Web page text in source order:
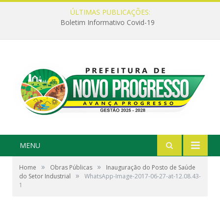
ÚLTIMAS PUBLICAÇÕES:
Boletim Informativo Covid-19
MENU
Home » Obras Públicas »
Inauguração do Posto de Saúde
do Setor Industrial
»
WhatsApp-Image-2017-06-27-at-12.08.43-
1